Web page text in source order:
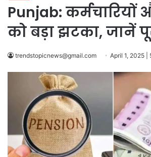
Punjab: कर्मचारियों
को बड़ा झटका, जानें
trendstopicnews@gmail.com April 1, 2025 |